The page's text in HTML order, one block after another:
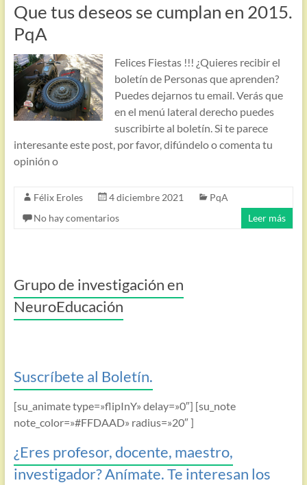
Que tus deseos se cumplan en 2015.
PqA
Felices Fiestas !!! ¿Quieres recibir el
boletín de Personas que aprenden?
Puedes dejarnos tu email. Verás que
en el menú lateral derecho puedes
suscribirte al boletín. Si te parece
interesante este post, por favor, difúndelo o comenta tu
opinión o
Félix Eroles 4 diciembre 2021
PqA
No hay comentarios
Leer más
Grupo de investigación en
NeuroEducación
Suscríbete al Boletín.
[su_animate type=»flipInY» delay=»0″] [su_note
note_color=»#FFDAAD» radius=»20″ ]
¿Eres profesor, docente, maestro,
investigador? Anímate. Te interesan los